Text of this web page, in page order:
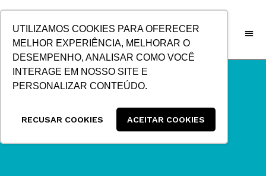
UTILIZAMOS COOKIES PARA OFERECER
MELHOR EXPERIÊNCIA, MELHORAR O
DESEMPENHO, ANALISAR COMO VOCÊ
INTERAGE EM NOSSO SITE E
PERSONALIZAR CONTEÚDO.
RECUSAR COOKIES ACEITAR COOKIES
CONTEÚDO